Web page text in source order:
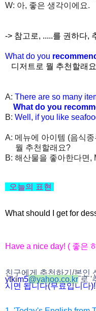
W: 아, 좋은 생각이에요.
-> 참고로, .....를 권하다,
What do you
디저트로 뭘 추천할래
A: There are so many
What do you
B: Well, if you like
A: 메뉴에 아이템 (음식
뭘 추천할래요?
B: 해산물을 좋아한다면,
오늘의 표현
What should I get for
Have a nice day! ( 좋은
친구에게 추천하기/본인
ytkim5@yahoo.co.kr 로 '
시면 됩니다(무료입니다)!